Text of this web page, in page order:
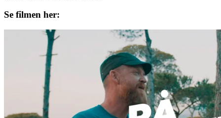
Se filmen her: